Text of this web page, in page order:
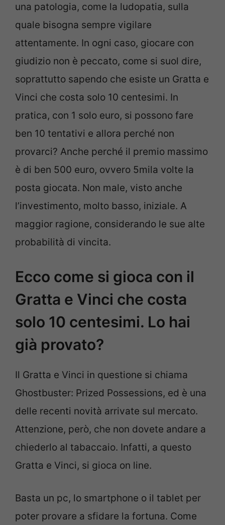
una patologia, come la ludopatia, sulla
quale bisogna sempre vigilare
attentamente. In ogni caso, giocare con
giudizio non è peccato, come si suol dire,
soprattutto sapendo che esiste un Gratta e
Vinci che costa solo 10 centesimi. In
pratica, con 1 solo euro, si possono fare
ben 10 tentativi e allora perché non
provarci? Anche perché il premio massimo
è di ben 500 euro, ovvero 5mila volte la
posta giocata. Non male, visto anche
l’investimento, molto basso, iniziale. A
maggior ragione, considerando le sue alte
probabilità di vincita.
Ecco come si gioca con il
Gratta e Vinci che costa
solo 10 centesimi. Lo hai
già provato?
Il Gratta e Vinci in questione si chiama
Ghostbuster: Prized Possessions, ed è una
delle recenti novità arrivate sul mercato.
Attenzione, però, che non dovete andare a
chiederlo al tabaccaio. Infatti, a questo
Gratta e Vinci, si gioca on line.
Basta un pc, lo smartphone o il tablet per
poter provare a sfidare la fortuna. Come